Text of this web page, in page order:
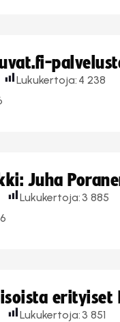
Lukukertoja: 4 238
Juha
Lukukertoja: 3 885
erityiset
Lukukertoja: 3 851